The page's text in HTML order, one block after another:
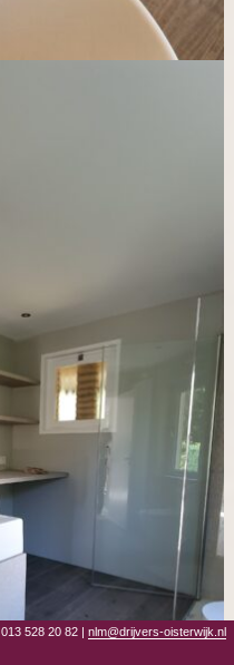
013 528 20 82 | nlm@drijvers-oisterwijk.nl